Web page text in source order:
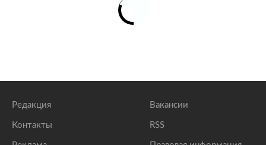
Редакция
Контакты
Вакансии
RSS